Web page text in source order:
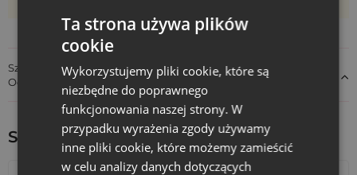
Szczegóły dotyczące zgodności produktu z przepisami:
Odpowiedzialność za produkt
Sprawdź inne ciekawe produkty:
Ta strona używa plików
cookie
Wykorzystujemy pliki cookie, które są
niezbędne do poprawnego
funkcjonowania naszej strony. W
przypadku wyrażenia zgody używamy
inne pliki cookie, które możemy zamieścić
w celu analizy danych dotyczących